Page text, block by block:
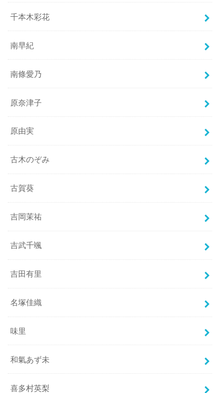
千本木彩花
南早紀
南條愛乃
原奈津子
原由実
古木のぞみ
古賀葵
吉岡茉祐
吉武千颯
吉田有里
名塚佳織
味里
和氣あず未
喜多村英梨